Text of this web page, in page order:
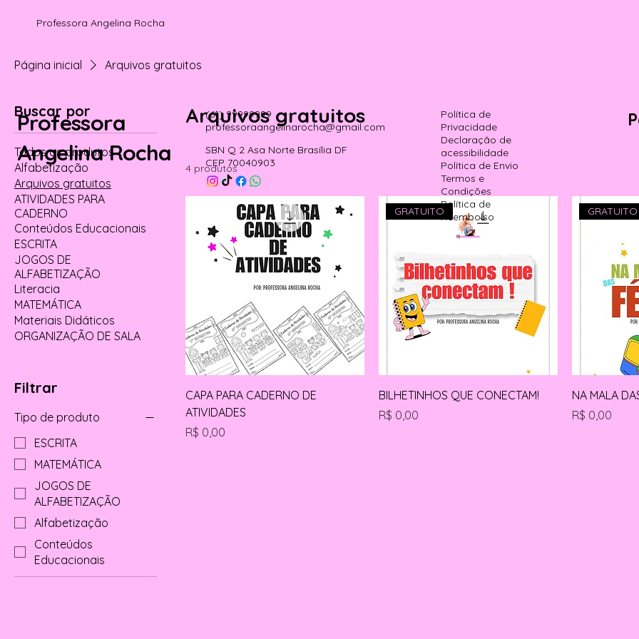
Professora Angelina Rocha
Página inicial Arquivos gratuitos
Buscar por
Todos os produtos
Alfabetização
Arquivos gratuitos
ATIVIDADES PARA
CADERNO
Conteúdos Educacionais
ESCRITA
JOGOS DE
ALFABETIZAÇÃO
Literacia
MATEMÁTICA
Materiais Didáticos
ORGANIZAÇÃO DE SALA
Filtrar
Tipo de produto
ESCRITA
MATEMÁTICA
JOGOS DE
ALFABETIZAÇÃO
Alfabetização
Conteúdos
Educacionais
Arquivos gratuitos
4 produtos
CAPA PARA CADERNO DE
ATIVIDADES
Preço
R$ 0,00
GRATUITO
BILHETINHOS QUE CONECTAM!
Preço
R$ 0,00
GRATUITO
NA MALA
Preço
R$ 0,00
Professora
Angelina Rocha
(61) 99999999
professoraangelinarocha@gmail.com
SBN Q 2 Asa Norte Brasília DF
CEP 70040903
Política de
Privacidade
Declaração de
acessibilidade
Política de Envio
Termos e
Condições
Política de
Reembolso